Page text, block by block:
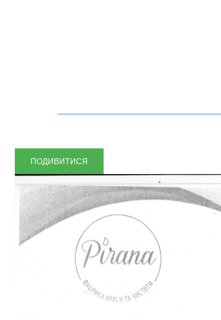
ПОДИВИТИСЯ